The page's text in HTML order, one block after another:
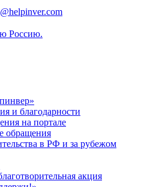
и благодарности
на портале
обращения
в РФ и за рубежом
акция